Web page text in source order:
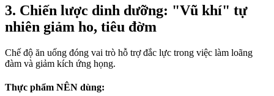
3. Chiến lược dinh dưỡng: "Vũ khí" tự
nhiên giảm ho, tiêu đờm
Chế độ ăn uống đóng vai trò hỗ trợ đắc lực trong việc làm loãng
đàm và giảm kích ứng họng.
Thực phẩm NÊN dùng: